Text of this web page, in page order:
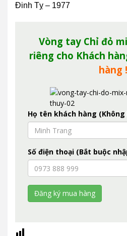
Đinh Tỵ – 1977
Vòng tay Chỉ đỏ
riêng cho Khách
hàng !
Họ tên khách hàng
Số điện thoại (Bắt buộc